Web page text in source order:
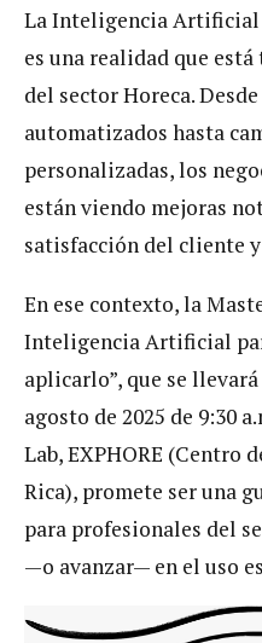
La Inteligencia Artificial
es una realidad que
del sector Horeca.
automatizados hasta
personalizadas, los
están viendo mejoras
satisfacción del cliente
En ese contexto, la
Inteligencia Artificial
aplicarlo”, que se
agosto de 2025 de 9:30
Lab, EXPHORE (Centro
Rica), promete ser una
para profesionales del
—o avanzar— en el uso